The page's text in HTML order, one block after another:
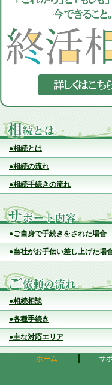
●相続とは
●相続の流れ
●相続手続きの流れ
●ご自身で手続きをされた場合
●当社がお手伝い差し上げた場
●相続相談
●各種手続き
●主な対応エリア
ホーム サ